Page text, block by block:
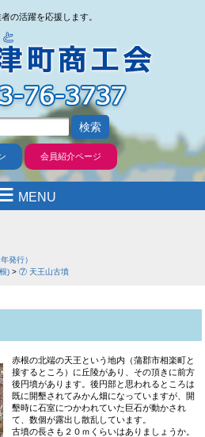
の活躍を応援します。
会員紹介ページ
MENU
行）
)
⑦ 天王山古墳
赤根の北端の天王という地内（蒲郡市相楽町と
接するところ）に丘陵があり、その頂きに前方
後円墳があります。後円部と思われるところは
既に開墾されてみかん畑になっていますが、開
墾時に石室につかわれていた巨石が動かされ
て、数個が露出し散乱しています。
古墳の長さも２０ｍくらいはありましょうか。